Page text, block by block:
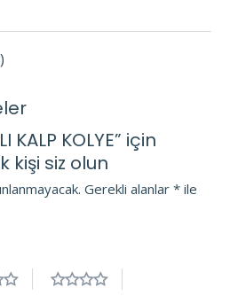
KALP KOLYE” için
kişi siz olun
Gerekli alanlar * ile